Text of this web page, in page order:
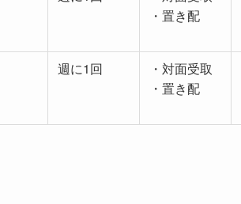
・置き配
週に1回
・対面受取
・置き配